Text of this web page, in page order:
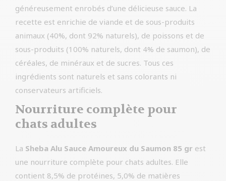
généreusement enrobés d’une délicieuse sauce. La
recette est enrichie de viande et de sous-produits
animaux (40%, dont 92% naturels), de poissons et de
sous-produits (100% naturels, dont 4% de saumon), de
céréales, de minéraux et de sucres. Tous ces
ingrédients sont naturels et sans colorants ni
conservateurs artificiels.
Nourriture complète pour
chats adultes
La Sheba Alu Sauce Amoureux du Saumon 85 gr est
une nourriture complète pour chats adultes. Elle
contient 8,5% de protéines, 5,0% de matières